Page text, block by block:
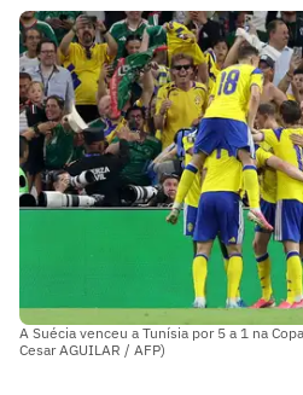
A Suécia venceu a Tunísia por 5 a 1 na
Cesar AGUILAR / AFP)